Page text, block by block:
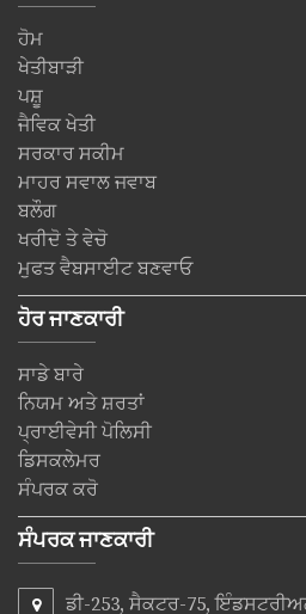
ਹੋਮ
ਖੇਤੀਬਾੜੀ
ਪਸ਼ੂ
ਜੈਵਿਕ ਖੇਤੀ
ਸਰਕਾਰ ਸਕੀਮ
ਮਾਹਰ ਸਵਾਲ ਜਵਾਬ
ਬਲੌਗ
ਖਰੀਦੋ ਤੇ ਵੇਚੋ
ਮੁਫਤ ਵੈਬਸਾਈਟ ਬਣਵਾਓ
ਹੋਰ ਜਾਣਕਾਰੀ
ਸਾਡੇ ਬਾਰੇ
ਨਿਯਮ ਅਤੇ ਸ਼ਰਤਾਂ
ਪ੍ਰਾਈਵੇਸੀ ਪੋਲਿਸੀ
ਡਿਸਕਲੇਮਰ
ਸੰਪਰਕ ਕਰੋ
ਸੰਪਰਕ ਜਾਣਕਾਰੀ
ਡੀ-253, ਸੈਕਟਰ-75,